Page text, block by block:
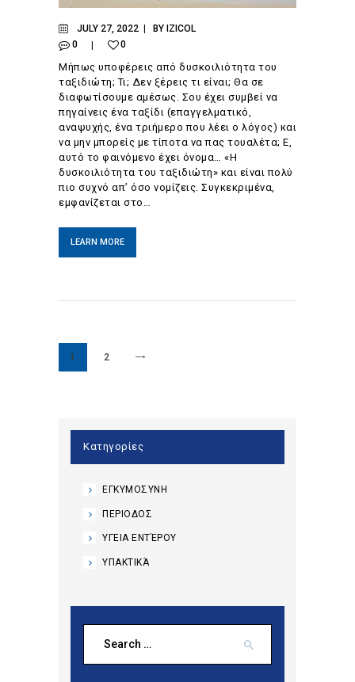
JULY 27, 2022 BY IZICOL
0
0
Μήπως υποφέρεις από δυσκοιλιότητα του
ταξιδιώτη; Τι; Δεν ξέρεις τι είναι; Θα σε
διαφωτίσουμε αμέσως. Σου έχει συμβεί να
πηγαίνεις ένα ταξίδι (επαγγελματικό,
αναψυχής, ένα τριήμερο που λέει ο λόγος) και
να μην μπορείς με τίποτα να πας τουαλέτα; Ε,
αυτό το φαινόμενο έχει όνομα… «Η
δυσκοιλιότητα του ταξιδιώτη» και είναι πολύ
πιο συχνό απ’ όσο νομίζεις. Συγκεκριμένα,
εμφανίζεται στο…
LEARN MORE
pagination
PAGE
1 PAGE
2
Κατηγορίες
ΕΓΚΥΜΟΣΥΝΗ
ΠΕΡΙΟΔΟΣ
ΥΓΕΙΑ ΕΝΤΈΡΟΥ
ΥΠΑΚΤΙΚΆ